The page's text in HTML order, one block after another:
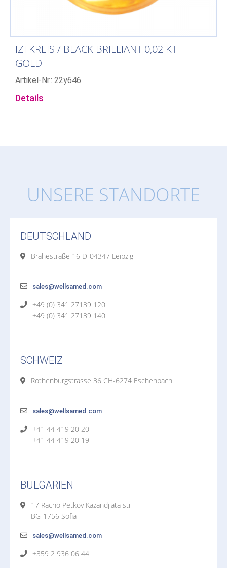
IZI KREIS / BLACK BRILLIANT 0,02 KT –
GOLD
Artikel-Nr.: 22y646
Details
UNSERE STANDORTE
DEUTSCHLAND
Brahestraße 16 D-04347 Leipzig
sales@wellsamed.com
+49 (0) 341 27139 120
+49 (0) 341 27139 140
SCHWEIZ
Rothenburgstrasse 36 CH-6274 Eschenbach
sales@wellsamed.com
+41 44 419 20 20
+41 44 419 20 19
BULGARIEN
17 Racho Petkov Kazandjiata str
BG-1756 Sofia
sales@wellsamed.com
+359 2 936 06 44